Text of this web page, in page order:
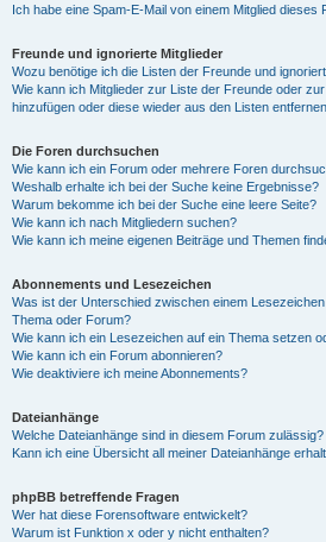
Ich habe eine Spam-E-Mail von einem Mitglied dieses
Freunde und ignorierte Mitglieder
Wozu benötige ich die Listen der Freunde und
Wie kann ich Mitglieder zur Liste der Freunde oder
hinzufügen oder diese wieder aus den Listen
Die Foren durchsuchen
Wie kann ich ein Forum oder mehrere Foren
Weshalb erhalte ich bei der Suche keine Ergebnisse?
Warum bekomme ich bei der Suche eine leere Seite?
Wie kann ich nach Mitgliedern suchen?
Wie kann ich meine eigenen Beiträge und Themen
Abonnements und Lesezeichen
Was ist der Unterschied zwischen einem
Thema oder Forum?
Wie kann ich ein Lesezeichen auf ein Thema setzen
Wie kann ich ein Forum abonnieren?
Wie deaktiviere ich meine Abonnements?
Dateianhänge
Welche Dateianhänge sind in diesem Forum zulässig?
Kann ich eine Übersicht all meiner Dateianhänge
phpBB betreffende Fragen
Wer hat diese Forensoftware entwickelt?
Warum ist Funktion x oder y nicht enthalten?